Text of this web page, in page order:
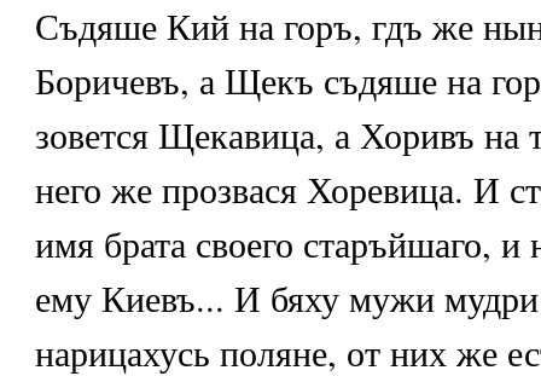
Съдяше Кий на горъ, гдъ же
Боричевъ, а Щекъ съдяше на
зовется Щекавица, а Хоривъ на
него же прозвася Хоревица. И
имя брата своего старъйшаго,
ему Киевъ... И бяху мужи
нарицахусь поляне, от них же